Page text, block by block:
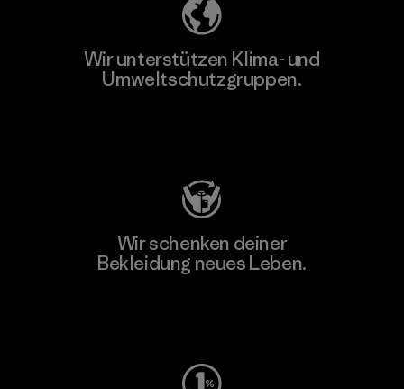
Wir unterstützen Klima- und
Umweltschutzgruppen.
Wir schenken deiner
Bekleidung neues Leben.